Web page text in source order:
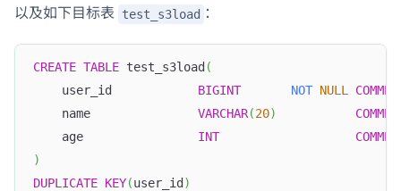
以及如下目标表 test_s3load ：
CREATE TABLE test_s3load (
    user_id
BIGINT NOT NULL
    name
VARCHAR(20)
    age
INT
)
DUPLICATE KEY(user_id )